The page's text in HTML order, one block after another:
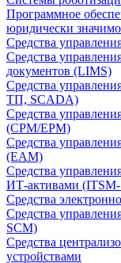
Программное
юридически
Средства
Средства
документов (LIMS)
Средства
ТП, SCADA)
Средства
(CPM/EPM)
Средства
(EAM)
Средства
ИТ-активами (ITSM-
Средства
Средства
SCM)
Средства
устройствами